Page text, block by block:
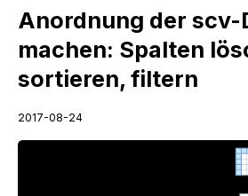
Anordnung der scv-
machen: Spalten
sortieren, filtern
2017-08-24